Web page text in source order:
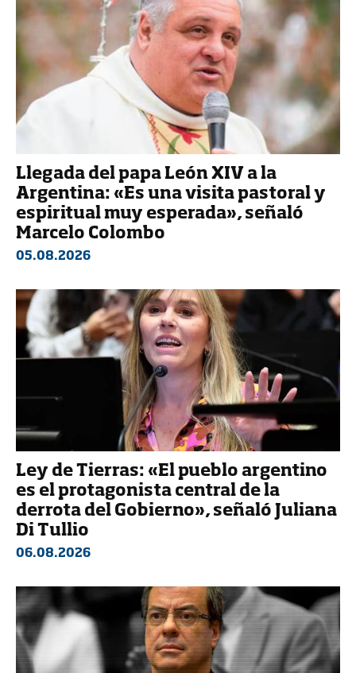
Llegada del papa León XIV a la
Argentina: «Es una visita pastoral y
espiritual muy esperada», señaló
Marcelo Colombo
05.08.2026
Ley de Tierras: «El pueblo argentino
es el protagonista central de la
derrota del Gobierno», señaló Juliana
Di Tullio
06.08.2026